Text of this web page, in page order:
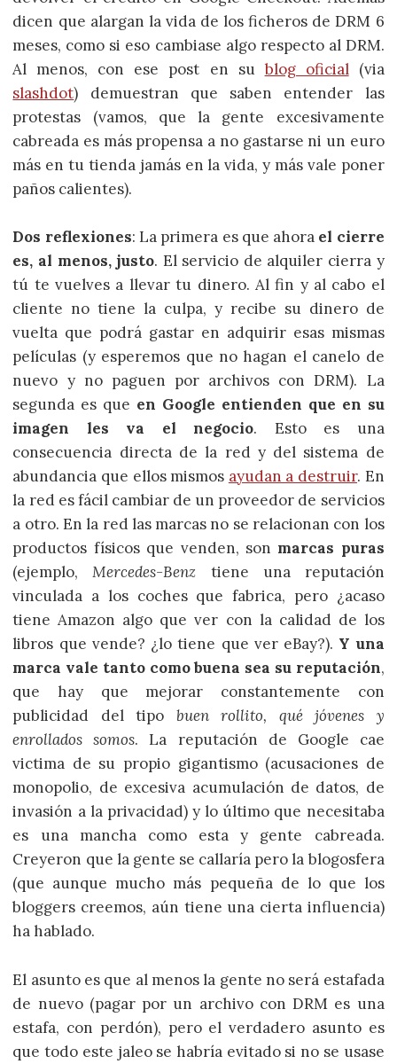
dicen que alargan la vida de los ficheros de DRM 6
meses, como si eso cambiase algo respecto al DRM.
Al menos, con ese post en sublog oficial(via
slashdot) demuestran que saben entender las
protestas (vamos, que la gente excesivamente
cabreada es más propensa a no gastarse ni un euro
más en tu tienda jamás en la vida, y más vale poner
paños calientes).
Dos reflexiones: La primera es que ahora el cierre
es, al menos, justo. El servicio de alquiler cierra y
tú te vuelves a llevar tu dinero. Al fin y al cabo el
cliente no tiene la culpa, y recibe su dinero de
vuelta que podrá gastar en adquirir esas mismas
películas (y esperemos que no hagan el canelo de
nuevo y no paguen por archivos con DRM). La
segunda es que en Google entienden que en su
imagen les va el negocio. Esto es una
consecuencia directa de la red y del sistema de
abundancia que ellos mismos ayudan a destruir. En
la red es fácil cambiar de un proveedor de servicios
a otro. En la red las marcas no se relacionan con los
productos físicos que venden, son marcas puras
(ejemplo,Mercedes-Benz tiene una reputación
vinculada a los coches que fabrica, pero ¿acaso
tiene Amazon algo que ver con la calidad de los
libros que vende? ¿lo tiene que ver eBay?). Y una
marca vale tanto como buena sea su reputación,
que hay que mejorar constantemente con
publicidad del tipo buen rollito, qué jóvenes y
enrollados somos. La reputación de Google cae
victima de su propio gigantismo (acusaciones de
monopolio, de excesiva acumulación de datos, de
invasión a la privacidad) y lo último que necesitaba
es una mancha como esta y gente cabreada.
Creyeron que la gente se callaría pero la blogosfera
(que aunque mucho más pequeña de lo que los
bloggers creemos, aún tiene una cierta influencia)
ha hablado.
El asunto es que al menos la gente no será estafada
de nuevo (pagar por un archivo con DRM es una
estafa, con perdón), pero el verdadero asunto es
que todo este jaleo se habría evitado si no se usase